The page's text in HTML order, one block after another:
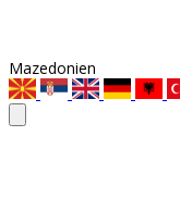
Mazedonien